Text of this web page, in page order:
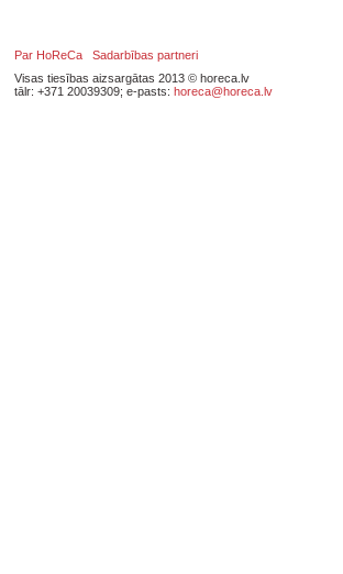
Par HoReCa
Sadarbības partneri
Visas tiesības aizsargātas 2013 © horeca.lv
tālr: +371 20039309; e-pasts: horeca@horeca.lv